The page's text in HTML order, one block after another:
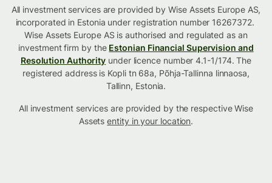
All investment services are provided by Wise Assets Europe AS,
incorporated in Estonia under registration number 16267372.
Wise Assets Europe AS is authorised and regulated as an
investment firm by the Estonian Financial Supervision and
Resolution Authority under licence number 4.1-1/174. The
registered address is Kopli tn 68a, Põhja-Tallinna linnaosa,
Tallinn, Estonia.
All investment services are provided by the respective Wise
Assetsentity in your location.